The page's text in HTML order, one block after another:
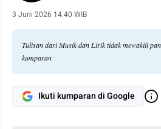
3 Juni 2026 14:40 WIB
Tulisan dari Musik dan Lirik tidak mewakili
kumparan
Ikuti kumparan di Google